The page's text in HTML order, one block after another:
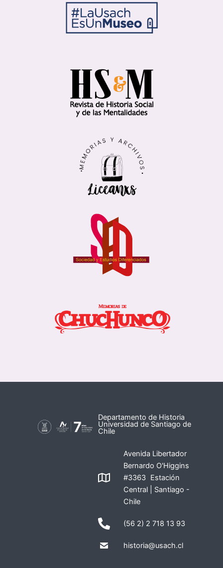
Departamento de Historia
Universidad de Santiago de
Chile
Avenida Libertador
Bernardo O'Higgins
#3363 Estación
Central | Santiago -
Chile
(56 2) 2 718 13 93
historia@usach.cl